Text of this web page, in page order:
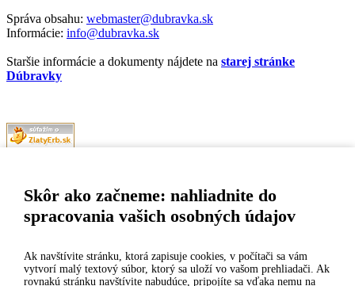
Skôr ako začneme: nahliadnite do
spracovania vašich osobných údajov
Ak navštívite stránku, ktorá zapisuje cookies, v počítači sa vám
vytvorí malý textový súbor, ktorý sa uloží vo vašom prehliadači. Ak
rovnakú stránku navštívite nabudúce, pripojíte sa vďaka nemu na
Správa obsahu: webmaster@dubravka.sk
Informácie: info@dubravka.sk
Staršie informácie a dokumenty nájdete na starej stránke
Dúbravky
MESTSKÁ ČASŤ BRATISLAVA-DÚBRAVKA